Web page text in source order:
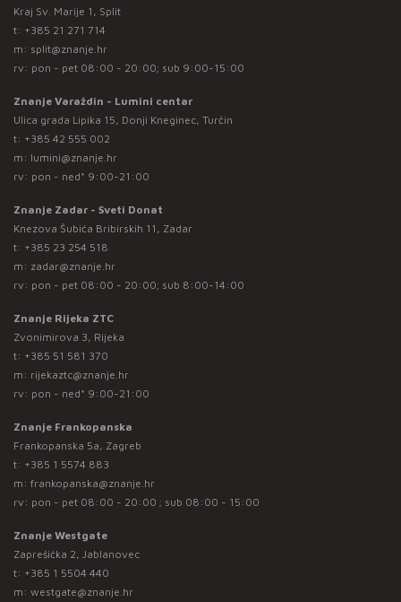
Kraj Sv. Marije 1, Split
t: +385 21 271 714
m: split@znanje.hr
rv: pon - pet 08:00 - 20:00; sub 9:00-15:00
Znanje Varaždin - Lumini centar
Ulica grada Lipika 15, Donji Kneginec, Turčin
t: +385 42 555 002
m: lumini@znanje.hr
rv: pon - ned* 9:00-21:00
Znanje Zadar - Sveti Donat
Knezova Šubića Bribirskih 11, Zadar
t: +385 23 254 518
m: zadar@znanje.hr
rv: pon - pet 08:00 - 20:00; sub 8:00-14:00
Znanje Rijeka ZTC
Zvonimirova 3, Rijeka
t: +385 51 581 370
m: rijekaztc@znanje.hr
rv: pon - ned* 9:00-21:00
Znanje Frankopanska
Frankopanska 5a, Zagreb
t: +385 1 5574 883
m: frankopanska@znanje.hr
rv: pon - pet 08:00 - 20:00 ; sub 08:00 - 15:00
Znanje Westgate
Zaprešićka 2, Jablanovec
t: +385 1 5504 440
m: westgate@znanje.hr